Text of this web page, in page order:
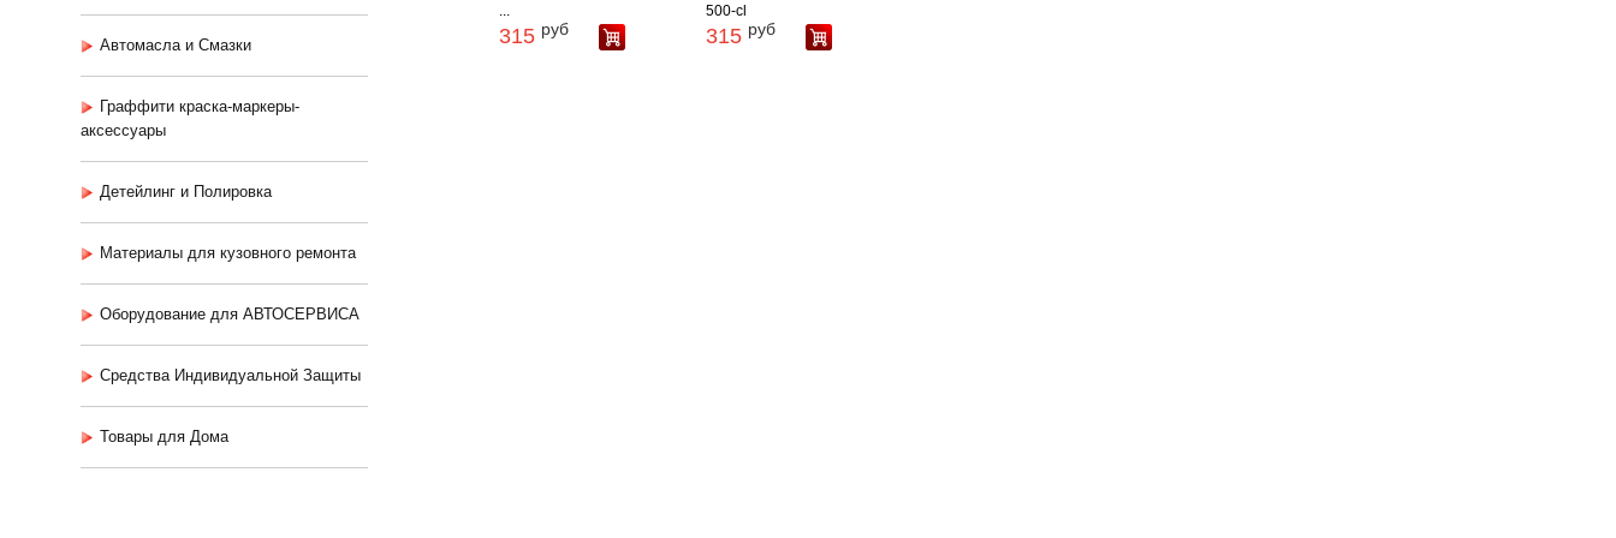
Автомасла и Смазки
Граффити краска-маркеры-
аксессуары
Детейлинг и Полировка
Материалы для кузовного ремонта
Оборудование для АВТОСЕРВИСА
Средства Индивидуальной Защиты
Товары для Дома
...
315 руб
500-cl
315 руб